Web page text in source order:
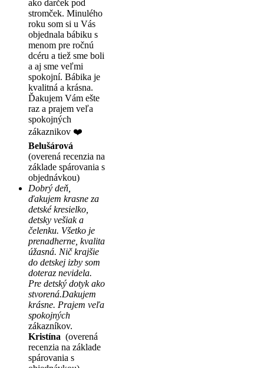
ako darček pod
stromček. Minulého
roku som si u Vás
objednala bábiku s
menom pre ročnú
dcéru a tiež sme boli
a aj sme veľmi
spokojní. Bábika je
kvalitná a krásna.
Ďakujem Vám ešte
raz a prajem veľa
spokojných
zákaznikov ❤️
Belušárová
(overená recenzia na
základe spárovania s
objednávkou)
Dobrý deň,
ďakujem krasne za
detské kresielko,
detsky vešiak a
čelenku. Všetko je
prenadherne, kvalita
úžasná. Nič krajšie
do detskej izby som
doteraz nevidela.
Pre detský dotyk ako
stvorená.Dakujem
krásne. Prajem veľa
spokojných
zákazníkov.
Kristína (overená
recenzia na základe
spárovania s